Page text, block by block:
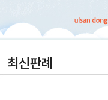
최신판례